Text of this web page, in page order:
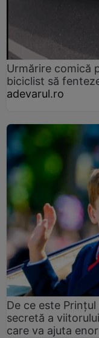
Urmărire comică
biciclist să
adevarul.ro
De ce este Prințul
secretă a
care va ajuta